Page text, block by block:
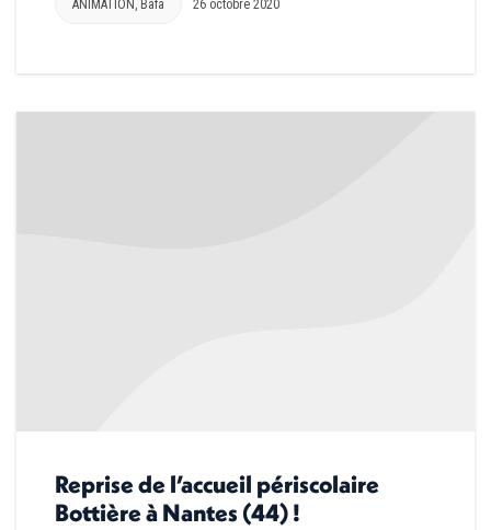
ANIMATION , Bafa 26 octobre 2020
Reprise de l’accueil périscolaire
Bottière à Nantes (44) !